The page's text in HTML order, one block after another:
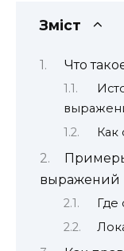
Зміст
Что
Как
выражений
Где